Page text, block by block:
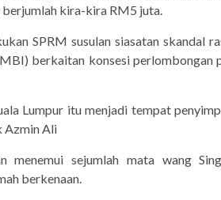
berjumlah kira-kira RM5 juta.
SPRM susulan siasatan skandal
berkaitan konsesi perlombongan
Lumpur itu menjadi tempat
Azmin Ali
menemui sejumlah mata wang
berkenaan.